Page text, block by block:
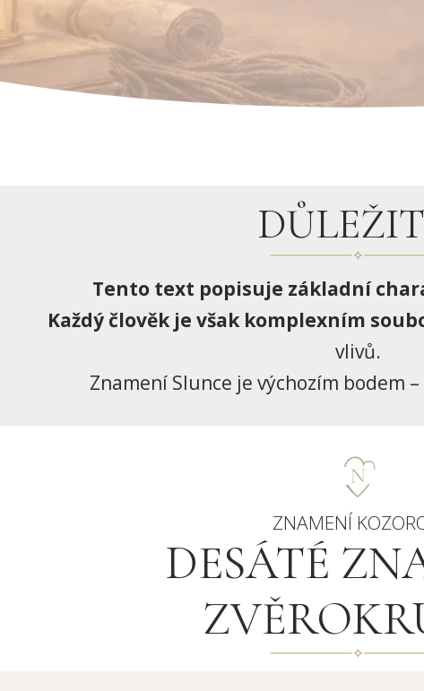
Tento text popisuje základní
Každý člověk je však komplexním
vlivů.
Znamení Slunce je výchozím bodem
ZNAMENÍ
DESÁTÉ